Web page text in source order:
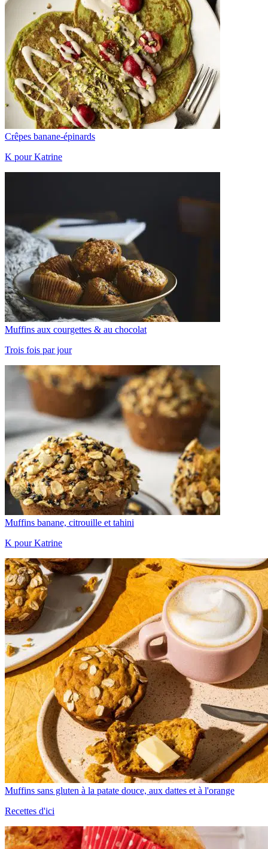
Crêpes banane-épinards
K pour Katrine
Muffins aux courgettes & au chocolat
Trois fois par jour
Muffins banane, citrouille et tahini
K pour Katrine
Muffins sans gluten à la patate douce, aux dattes et à l'orange
Recettes d'ici